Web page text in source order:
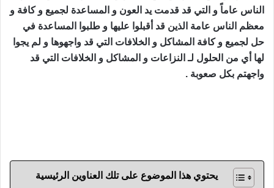
الناس عاماً و التي قد قدمت يد العون و المساعدة لجميع و كافة و
معظم الناس عامة الذين قد أقبلوا عليها و طلبوا المساعدة في
حل لجميع و كافة المشاكل و الخلافات التي قد واجهوها و لم يجوا
لها أي من الحلول لـ النزاعات و المشاكل و الخلافات التي قد
واجهتم بكل صعوبة .
يحتوي هذا الموضوع على تلك العناوين الرئيسية